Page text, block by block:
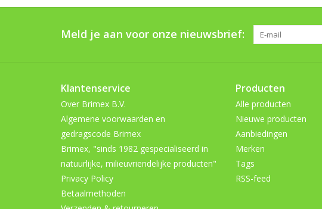
Meld je aan voor onze nieuwsbrief:
Klantenservice
Over Brimex B.V.
Algemene voorwaarden en
gedragscode Brimex
Brimex, "sinds 1982 gespecialiseerd in
natuurlijke, milieuvriendelijke producten"
Privacy Policy
Betaalmethoden
Producten
Alle producten
Nieuwe producten
Aanbiedingen
Merken
Tags
RSS-feed